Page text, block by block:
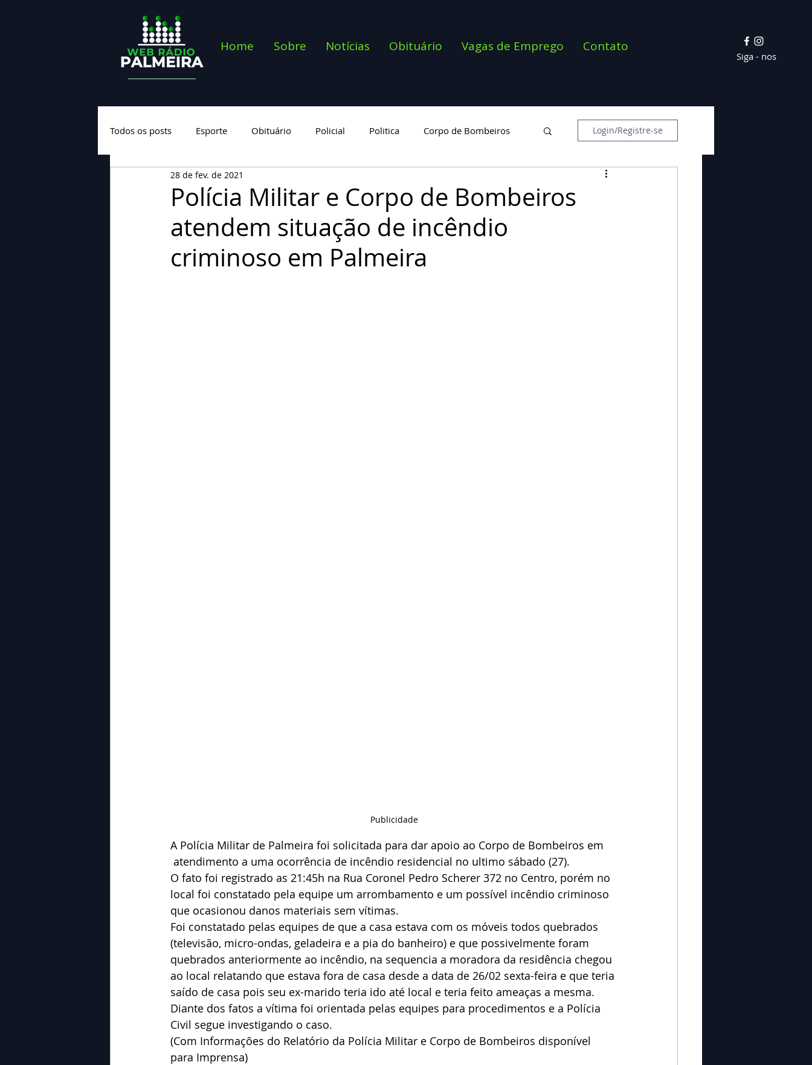
Home Sobre Notícias Obituário Vagas de Emprego Contato
Siga - nos
Todos os posts Esporte Obituário Policial Politica Corpo de Bombeiros
Geral Nova categoria
Login/Registre-se
Polícia Militar e Corpo de Bombeiros
atendem situação de incêndio
criminoso em Palmeira
28 de fev. de 2021
Publicidade
A Polícia Militar de Palmeira foi solicitada para dar apoio ao Corpo de Bombeiros em
atendimento a uma ocorrência de incêndio residencial no ultimo sábado (27).
O fato foi registrado as 21:45h na Rua Coronel Pedro Scherer 372 no Centro, porém no
local foi constatado pela equipe um arrombamento e um possível incêndio criminoso
que ocasionou danos materiais sem vítimas.
Foi constatado pelas equipes de que a casa estava com os móveis todos quebrados
(televisão, micro-ondas, geladeira e a pia do banheiro) e que possivelmente foram
quebrados anteriormente ao incêndio, na sequencia a moradora da residência chegou
ao local relatando que estava fora de casa desde a data de 26/02 sexta-feira e que teria
saído de casa pois seu ex-marido teria ido até local e teria feito ameaças a mesma.
Diante dos fatos a vítima foi orientada pelas equipes para procedimentos e a Polícia
Civil segue investigando o caso.
(Com Informações do Relatório da Polícia Militar e Corpo de Bombeiros disponível
para Imprensa)